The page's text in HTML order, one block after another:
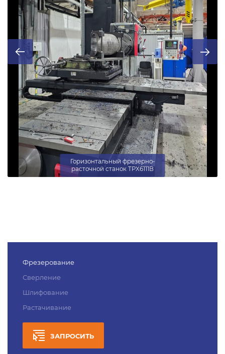
Горизонтальный фрезерно-
расточной станок TPX6111B
Фрезерование
Сверление
Шлифование
Растачивание
ЗАПРОСИТЬ